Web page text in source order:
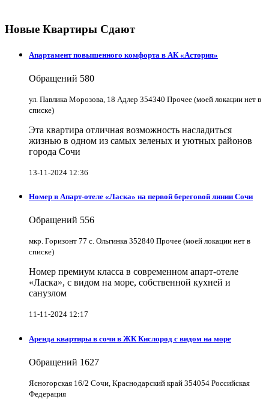
Новые Квартиры Сдают
Апартамент повышенного комфорта в АК «Астория»
Обращений 580
ул. Павлика Морозова, 18 Адлер 354340 Прочее (моей локации нет в
списке)
Эта квартира отличная возможность насладиться
жизнью в одном из самых зеленых и уютных районов
города Сочи
13-11-2024 12:36
Номер в Апарт-отеле «Ласка» на первой береговой линии Сочи
Обращений 556
мкр. Горизонт 77 с. Ольгинка 352840 Прочее (моей локации нет в
списке)
Номер премиум класса в современном апарт-отеле
«Ласка», с видом на море, собственной кухней и
санузлом
11-11-2024 12:17
Аренда квартиры в сочи в ЖК Кислород с видом на море
Обращений 1627
Ясногорская 16/2 Сочи, Краснодарский край 354054 Российская
Федерация